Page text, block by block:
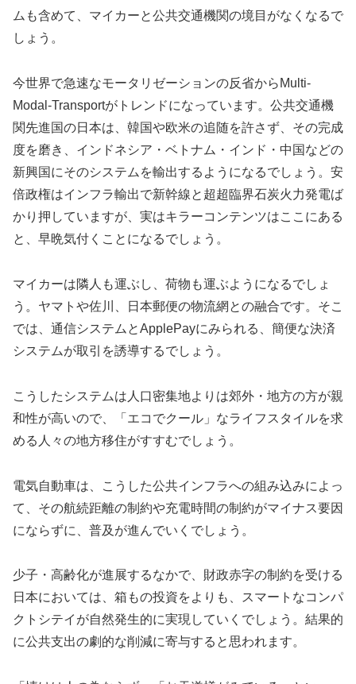
ムも含めて、マイカーと公共交通機関の境目がなくなるで
しょう。
今世界で急速なモータリゼーションの反省からMulti-
Modal-Transportがトレンドになっています。公共交通機
関先進国の日本は、韓国や欧米の追随を許さず、その完成
度を磨き、インドネシア・ベトナム・インド・中国などの
新興国にそのシステムを輸出するようになるでしょう。安
倍政権はインフラ輸出で新幹線と超超臨界石炭火力発電ば
かり押していますが、実はキラーコンテンツはここにある
と、早晩気付くことになるでしょう。
マイカーは隣人も運ぶし、荷物も運ぶようになるでしょ
う。ヤマトや佐川、日本郵便の物流網との融合です。そこ
では、通信システムとApplePayにみられる、簡便な決済
システムが取引を誘導するでしょう。
こうしたシステムは人口密集地よりは郊外・地方の方が親
和性が高いので、「エコでクール」なライフスタイルを求
める人々の地方移住がすすむでしょう。
電気自動車は、こうした公共インフラへの組み込みによっ
て、その航続距離の制約や充電時間の制約がマイナス要因
にならずに、普及が進んでいくでしょう。
少子・高齢化が進展するなかで、財政赤字の制約を受ける
日本においては、箱もの投資をよりも、スマートなコンパ
クトシテイが自然発生的に実現していくでしょう。結果的
に公共支出の劇的な削減に寄与すると思われます。